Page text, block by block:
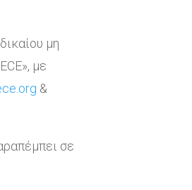
μη
με
&
σε